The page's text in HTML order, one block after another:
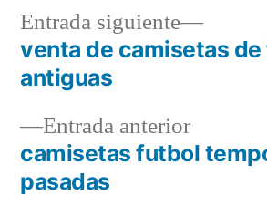
Navegación
entradas
Entrada anteriorEntrada
anterior:
camisetas futbol
pasadas
Entrada siguiente
Entrada
venta de camisetas
antiguas